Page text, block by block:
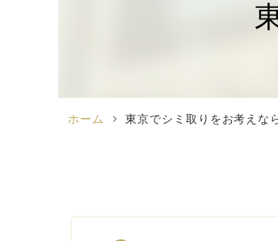
ホーム chevron_right 東京でシミ取りをお考えな